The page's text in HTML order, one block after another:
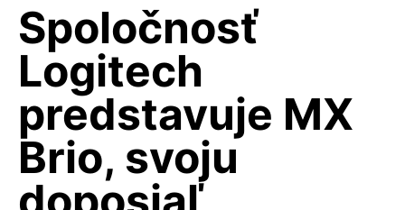
Spoločnosť
Logitech
predstavuje MX
Brio, svoju